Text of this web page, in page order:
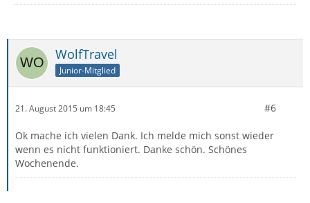
WolfTravel
Junior-Mitglied
21. August 2015 um 18:45 #6
Ok mache ich vielen Dank. Ich melde mich sonst wieder
wenn es nicht funktioniert. Danke schön. Schönes
Wochenende.